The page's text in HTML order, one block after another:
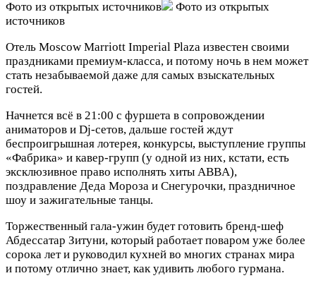
Фото из открытых источников
Фото из открытых
источников
Отель Moscow Marriott Imperial Plaza известен своими
праздниками премиум-класса, и потому ночь в нем может
стать незабываемой даже для самых взыскательных
гостей.
Начнется всё в 21:00 с фуршета в сопровождении
аниматоров и Dj-сетов, дальше гостей ждут
беспроигрышная лотерея, конкурсы, выступление группы
«Фабрика» и кавер-групп (у одной из них, кстати, есть
эксклюзивное право исполнять хиты ABBA),
поздравление Деда Мороза и Снегурочки, праздничное
шоу и зажигательные танцы.
Торжественный гала-ужин будет готовить бренд-шеф
Абдессатар Зитуни, который работает поваром уже более
сорока лет и руководил кухней во многих странах мира
и потому отлично знает, как удивить любого гурмана.